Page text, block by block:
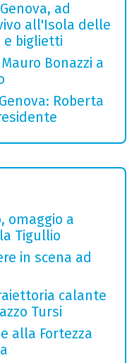
ad
all'Isola delle
e biglietti
Bonazzi a
Roberta
omaggio a
Tigullio
in scena ad
calante
Tursi
alla Fortezza